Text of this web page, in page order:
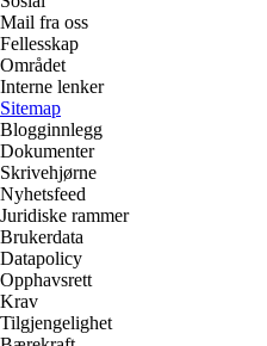
Mail fra oss
Fellesskap
Området
Interne lenker
Sitemap
Blogginnlegg
Dokumenter
Skrivehjørne
Nyhetsfeed
Juridiske rammer
Brukerdata
Datapolicy
Opphavsrett
Krav
Tilgjengelighet